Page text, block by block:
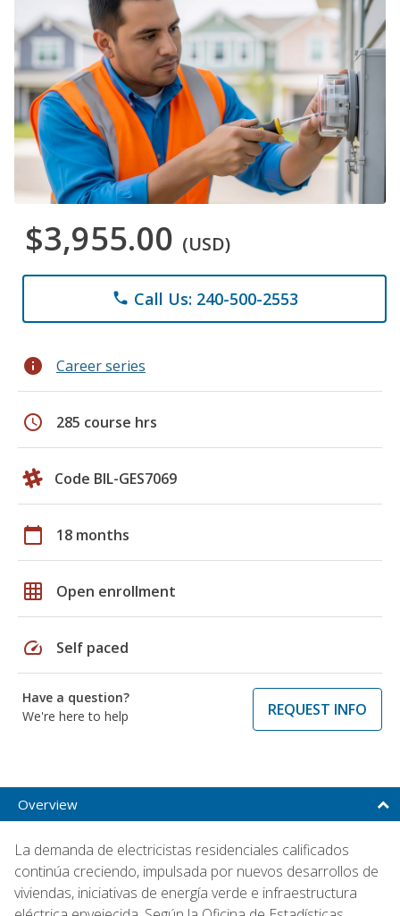
$3,955.00 (USD)
phone Call Us: 240-500-2553
info Career series
schedule 285 course hrs
Code BIL-GES7069
calendar_today 18 months
grid_on Open enrollment
speed Self paced
Have a question?
We're here to help
REQUEST INFO
Overview
La demanda de electricistas residenciales calificados
continúa creciendo, impulsada por nuevos desarrollos de
viviendas, iniciativas de energía verde e infraestructura